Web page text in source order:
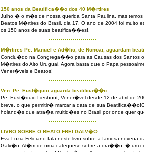
150 anos da Beatifica��o dos 40 M�rtires
Julho � o m�s de nossa querida Santa Paulina, mas
Beatos M�rtires do Brasil, dia 17. O ano de 2004 foi muito
os 150 anos de suas beatifica��es!.
M�rtires Pe. Manuel e Ad�lio, de Nonoai, aguardam
Conclu�do na Congrega��o para as Causas dos Santos
M�rtires do Alto Uruguai. Agora basta que o Papa
Vener�veis e Beatos!
Ven. Pe. Eust�quio aguarda beatifica��o
Pe. Eust�quio Lieshout, Vener�vel desde 12 de abril de
breve, o que permitir� marcar a data de sua
holand�s que atra�a multid�es no Brasil por onde quer
LIVRO SOBRE O BEATO FREI GALV�O
Eva Luzia Feliciano fala neste livro sobre a famosa novena
Galv�o. Al�m de uma catequese sobre a ora��o, � um